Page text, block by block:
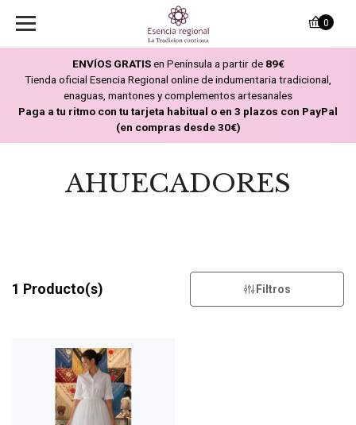
ENVÍOS GRATISen Península a partir de 89€
Tienda oficial Esencia Regional online de indumentaria tradicional,
enaguas, mantones y complementos artesanales
Paga a tu ritmo con tu tarjeta habitual o en 3 plazos con PayPal
(en compras desde 30€)
0
AHUECADORES
1 Producto(s) Filtros